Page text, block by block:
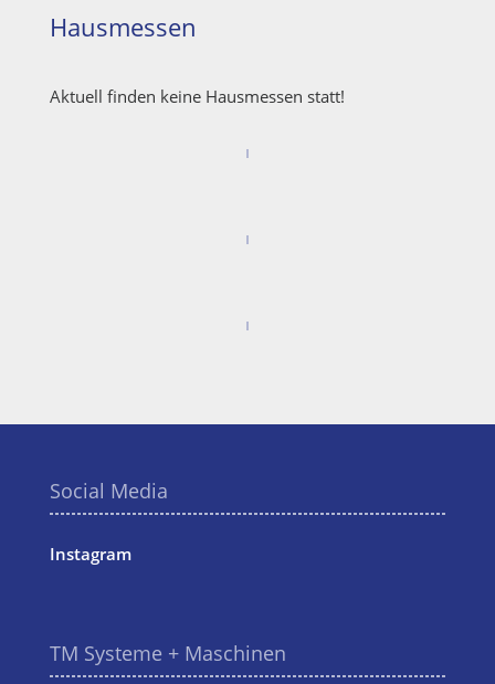
Hausmessen
Aktuell finden keine Hausmessen statt!
Social Media
Instagram
TM Systeme + Maschinen